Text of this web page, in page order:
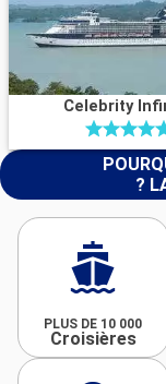
Celebrity
?
PLUS DE 10 000
Croisières